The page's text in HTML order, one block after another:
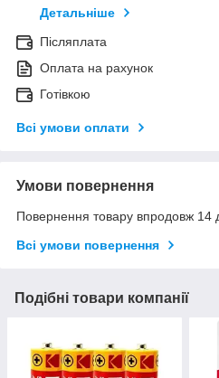
Детальніше
Післяплата
Оплата на рахунок
Готівкою
Всі умови оплати
Умови повернення
Повернення товару впродовж 14
Всі умови повернення
Подібні товари компанії